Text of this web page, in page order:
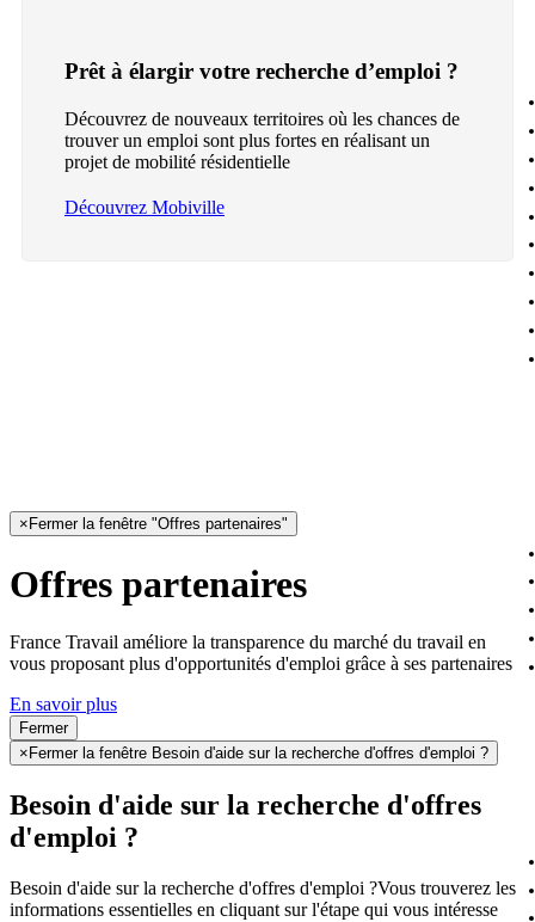
Prêt à élargir votre recherche d’emploi ?
Découvrez de nouveaux territoires où les chances de
trouver un emploi sont plus fortes en réalisant un
projet de mobilité résidentielle
Découvrez Mobiville
× Fermer la fenêtre "Offres partenaires"
Offres partenaires
France Travail améliore la transparence du marché du travail en
vous proposant plus d'opportunités d'emploi grâce à ses partenaires
En savoir plus
Fermer
× Fermer la fenêtre Besoin d'aide sur la recherche d'offres d'emploi ?
Besoin d'aide sur la recherche d'offres
d'emploi ?
Besoin d'aide sur la recherche d'offres d'emploi ?Vous trouverez les
informations essentielles en cliquant sur l'étape qui vous intéresse